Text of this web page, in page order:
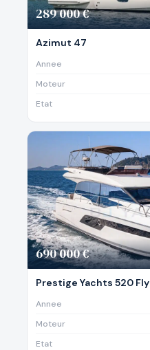
289 000 €
Azimut 47
Annee
Moteur
Etat
690 000 €
Prestige Yachts 520 Fly
Annee
Moteur
Etat